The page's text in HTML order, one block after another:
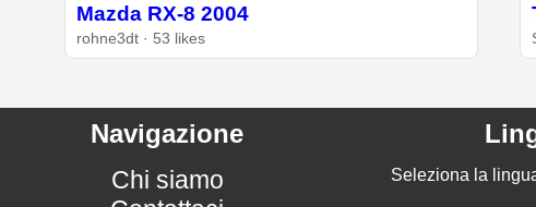
Mazda RX-8 2004
rohne3dt · 53 likes
Navigazione
Chi siamo
Seleziona la